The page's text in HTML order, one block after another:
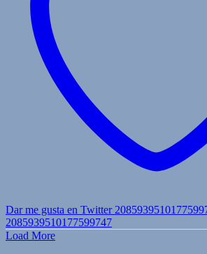
Dar me gusta en Twitter
2085939510177599747
Load More